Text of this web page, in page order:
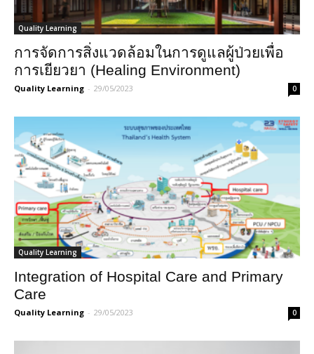
Quality Learning
การจัดการสิ่งแวดล้อมในการดูแลผู้ป่วยเพื่อ
การเยียวยา (Healing Environment)
Quality Learning - 29/05/2023 0
Quality Learning
Integration of Hospital Care and Primary
Care
Quality Learning - 29/05/2023 0